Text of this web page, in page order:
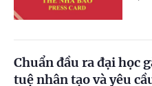
Chuẩn đầu ra đại học
tuệ nhân tạo và yêu